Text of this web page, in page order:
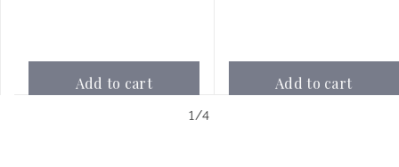
Add to cart Add to cart
1 /of
4